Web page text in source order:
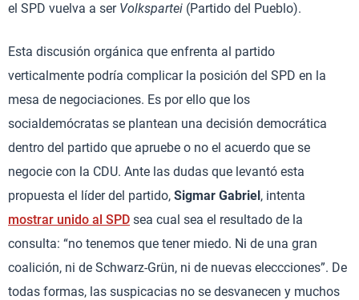
el SPD vuelva a ser Volkspartei (Partido del Pueblo).
Esta discusión orgánica que enfrenta al partido
verticalmente podría complicar la posición del SPD en la
mesa de negociaciones. Es por ello que los
socialdemócratas se plantean una decisión democrática
dentro del partido que apruebe o no el acuerdo que se
negocie con la CDU. Ante las dudas que levantó esta
propuesta el líder del partido, Sigmar Gabriel, intenta
mostrar unido al SPD sea cual sea el resultado de la
consulta: “no tenemos que tener miedo. Ni de una gran
coalición, ni de Schwarz-Grün, ni de nuevas eleccciones”. De
todas formas, las suspicacias no se desvanecen y muchos